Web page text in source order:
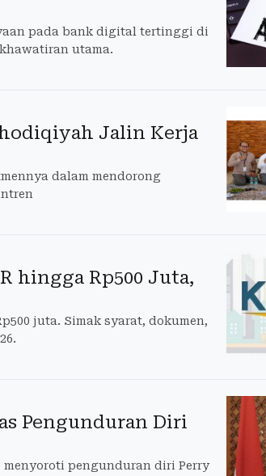
pada bank digital tertinggi di
utama.
Jalin Kerja
dalam mendorong
hingga Rp500 Juta,
juta. Simak syarat, dokumen,
Pengunduran Diri
menyoroti pengunduran diri Perry